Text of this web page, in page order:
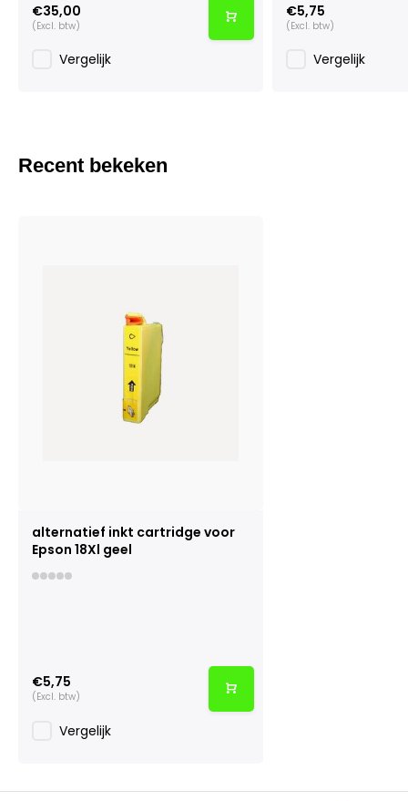
€35,00
(Excl. btw)
Vergelijk
€5,75
(Excl. btw)
Vergelijk
Recent bekeken
alternatief inkt cartridge voor
Epson 18Xl geel
€5,75
(Excl. btw)
Vergelijk